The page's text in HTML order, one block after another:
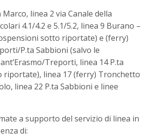
Marco, linea 2 via Canale della
4.1/4.2 e 5.1/5.2, linea 9 Burano –
sotto riportate) e (ferry)
P.ta Sabbioni (salvo le
Treporti, linea 14 P.ta
riportate), linea 17 (ferry) Tronchetto
linea 22 P.ta Sabbioni e linee
a supporto del servizio di linea in
di: